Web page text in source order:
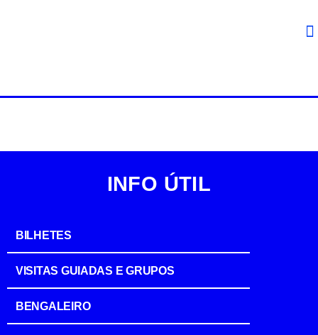
INFO ÚTIL
BILHETES
VISITAS GUIADAS E GRUPOS
BENGALEIRO